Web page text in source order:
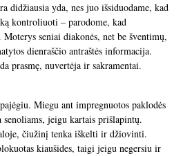
didžiausia yda, nes juo išsiduodame, kad
kontroliuoti – parodome, kad
seniai diakonės, net be šventimų,
dienraščio antraštės informacija.
prasmę, nuvertėja ir sakramentai.
Miegu ant impregnuotos paklodės
jeigu kartais prišlapintų.
čiužinį tenka iškelti ir džiovinti.
kiaušides, taigi jeigu negersiu ir